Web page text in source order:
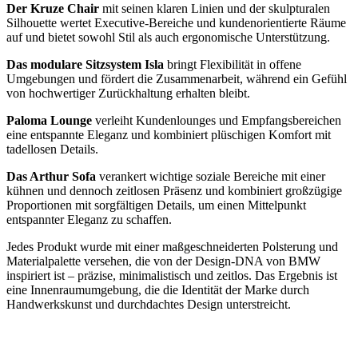
Der Kruze Chair mit seinen klaren Linien und der skulpturalen
Silhouette wertet Executive-Bereiche und kundenorientierte Räume
auf und bietet sowohl Stil als auch ergonomische Unterstützung.
Das modulare Sitzsystem Isla bringt Flexibilität in offene
Umgebungen und fördert die Zusammenarbeit, während ein Gefühl
von hochwertiger Zurückhaltung erhalten bleibt.
Paloma Lounge verleiht Kundenlounges und Empfangsbereichen
eine entspannte Eleganz und kombiniert plüschigen Komfort mit
tadellosen Details.
Das Arthur Sofa verankert wichtige soziale Bereiche mit einer
kühnen und dennoch zeitlosen Präsenz und kombiniert großzügige
Proportionen mit sorgfältigen Details, um einen Mittelpunkt
entspannter Eleganz zu schaffen.
Jedes Produkt wurde mit einer maßgeschneiderten Polsterung und
Materialpalette versehen, die von der Design-DNA von BMW
inspiriert ist – präzise, minimalistisch und zeitlos. Das Ergebnis ist
eine Innenraumumgebung, die die Identität der Marke durch
Handwerkskunst und durchdachtes Design unterstreicht.